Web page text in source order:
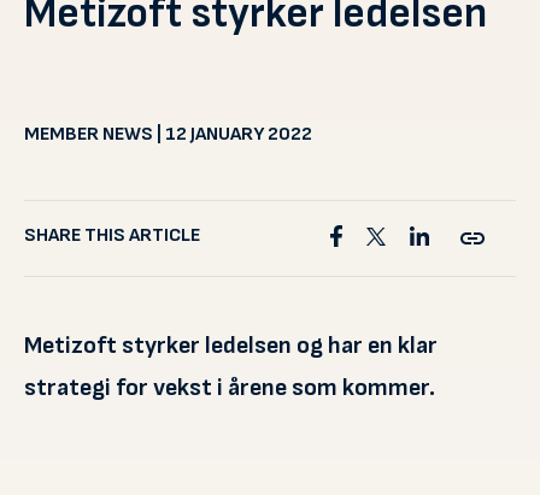
Metizoft styrker ledelsen
MEMBER NEWS | 12 JANUARY 2022
SHARE THIS ARTICLE
Metizoft styrker ledelsen og har en klar
strategi for vekst i årene som kommer.